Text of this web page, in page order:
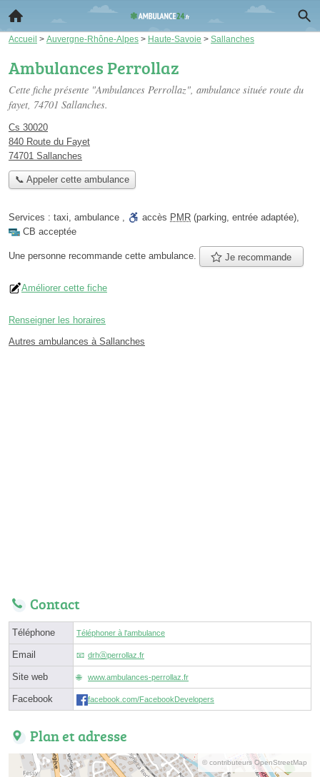
Accueil > Auvergne-Rhône-Alpes > Haute-Savoie > Sallanches
Ambulances Perrollaz
Cette fiche présente "Ambulances Perrollaz", ambulance située route du
fayet, 74701 Sallanches.
Cs 30020
840 Route du Fayet
74701 Sallanches
📞 Appeler cette ambulance
Services : taxi, ambulance , accès PMR (parking, entrée adaptée),
CB acceptée
Une personne recommande cette ambulance. Je recommande
Améliorer cette fiche
Renseigner les horaires
Autres ambulances à Sallanches
Contact
Téléphone Téléphoner à l'ambulance
Email drhⓐperrollaz.fr
Site web www.ambulances-perrollaz.fr
Facebook facebook.com/FacebookDevelopers
Plan et adresse
© contributeurs OpenStreetMap